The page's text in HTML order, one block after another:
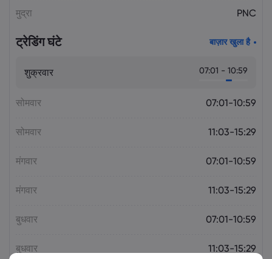
मुद्रा PNC
ट्रेडिंग घंटे बाज़ार खुला है
शुक्रवार 07:01 - 10:59
सोमवार 07:01-10:59
सोमवार 11:03-15:29
मंगवार 07:01-10:59
मंगवार 11:03-15:29
बुधवार 07:01-10:59
बुधवार 11:03-15:29